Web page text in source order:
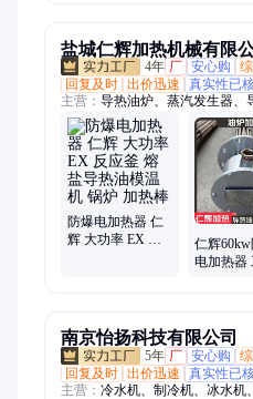
盐城仁辉加热机械有限
4年 厂 安心购
回复及时 出价迅速 真实性已
主营： 导热油炉、蒸汽发生器、
器、电加热设备、防爆电加热
电加热器、电加热管、电加热
热风炉、管道加热器、烟气加
器、风道电加热器、加热管、气
体锅炉、烘干机
防爆电加热器 仁
辉 大功率 EX 反
仁辉
电加热器
南京怡扬科技有限公司
5年 厂 安心购
回复及时 出价迅速 真实性已
主营： 冷水机、制冷机、冰水机